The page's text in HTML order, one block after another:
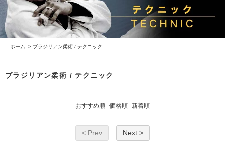
ホーム > ブラジリアン柔術 / テクニック
ブラジリアン柔術 / テクニック
おすすめ順 価格順 新着順
< Prev Next >